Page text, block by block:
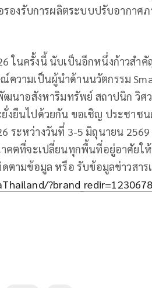
องรับการผลิตระบบปรับอากาศภ
ในครั้งนี้ นับเป็นอีกหนึ่งก้าวสำ
วามเป็นผู้นำด้านนวัตกรรม
นาอสังหาริมทรัพย์ สถาปนิก วิศ
ยืนไปด้วยกัน ขอเชิญ ประชาช
ระหว่างวันที่ 3-5 มิถุนายน
ตที่จะเปลี่ยนทุกพื้นที่อยู่อาศัยให้
ตามข้อมูล หรือ รับข้อมูลข่าวสาร